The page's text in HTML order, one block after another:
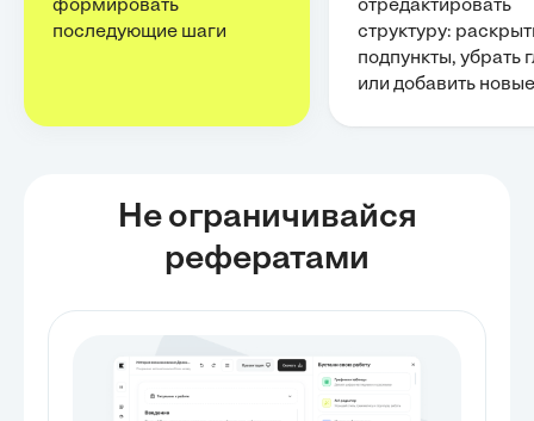
формировать
последующие шаги
отредактировать
структуру:
подпункты, убрать
или добавить новые
Не ограничивайся
рефератами